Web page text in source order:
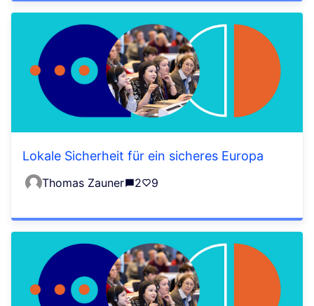
Lokale Sicherheit für ein sicheres Europa
Thomas Zauner 2 9